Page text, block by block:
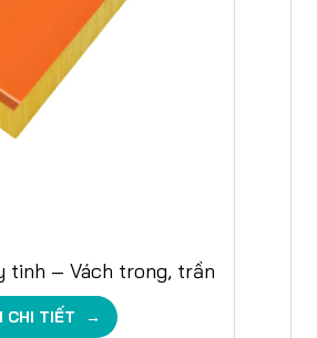
tinh – Vách trong, trần
CHI TIẾT